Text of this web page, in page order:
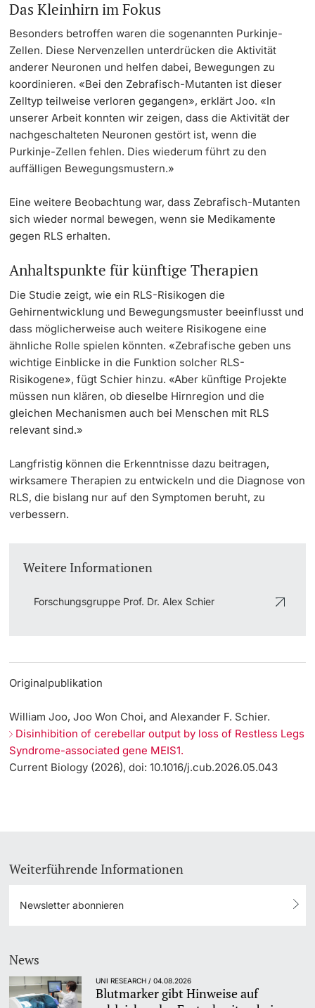
Das Kleinhirn im Fokus
Besonders betroffen waren die sogenannten Purkinje-
Zellen. Diese Nervenzellen unterdrücken die Aktivität
anderer Neuronen und helfen dabei, Bewegungen zu
koordinieren. «Bei den Zebrafisch-Mutanten ist dieser
Zelltyp teilweise verloren gegangen», erklärt Joo. «In
unserer Arbeit konnten wir zeigen, dass die Aktivität der
nachgeschalteten Neuronen gestört ist, wenn die
Purkinje-Zellen fehlen. Dies wiederum führt zu den
auffälligen Bewegungsmustern.»
Eine weitere Beobachtung war, dass Zebrafisch-Mutanten
sich wieder normal bewegen, wenn sie Medikamente
gegen RLS erhalten.
Anhaltspunkte für künftige Therapien
Die Studie zeigt, wie ein RLS-Risikogen die
Gehirnentwicklung und Bewegungsmuster beeinflusst und
dass möglicherweise auch weitere Risikogene eine
ähnliche Rolle spielen könnten. «Zebrafische geben uns
wichtige Einblicke in die Funktion solcher RLS-
Risikogene», fügt Schier hinzu. «Aber künftige Projekte
müssen nun klären, ob dieselbe Hirnregion und die
gleichen Mechanismen auch bei Menschen mit RLS
relevant sind.»
Langfristig können die Erkenntnisse dazu beitragen,
wirksamere Therapien zu entwickeln und die Diagnose von
RLS, die bislang nur auf den Symptomen beruht, zu
verbessern.
Weitere Informationen
Forschungsgruppe Prof. Dr. Alex Schier
Originalpublikation
William Joo, Joo Won Choi, and Alexander F. Schier.
Disinhibition of cerebellar output by loss of Restless Legs
Syndrome-associated gene MEIS1.
Current Biology (2026), doi: 10.1016/j.cub.2026.05.043
Weiterführende Informationen
Newsletter abonnieren
News
UNI RESEARCH / 04.08.2026
Blutmarker gibt Hinweise auf